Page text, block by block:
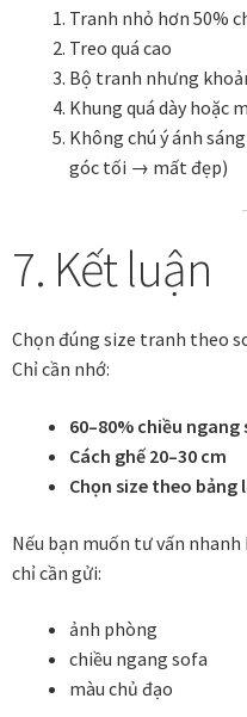
Tranh nhỏ hơn 50%
Treo quá cao
Bộ tranh nhưng
Khung quá dày hoặc
Không chú ý ánh
góc tối → mất đẹp)
7. Kết luận
Chọn đúng size tranh theo
Chỉ cần nhớ:
60–80% chiều ngang
Cách ghế 20–30 cm
Chọn size theo bảng
Nếu bạn muốn tư vấn
chỉ cần gửi:
ảnh phòng
chiều ngang sofa
màu chủ đạo